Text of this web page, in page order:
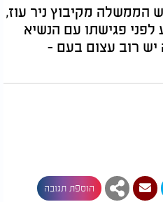
הממשלה מקיבוץ ניר עוז,
ב-7.10, רגע לפני פגישתו עם הנשיא
רוב עצום בעם -
הוספת תגובה